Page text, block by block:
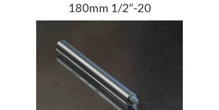
180mm 1/2″-20